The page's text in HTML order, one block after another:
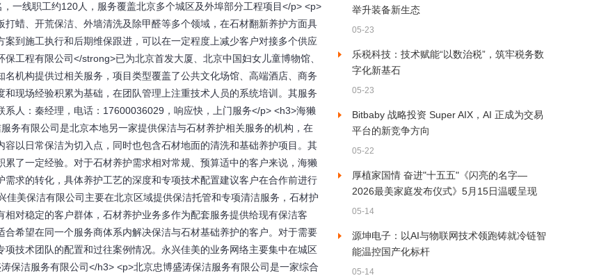
一线职工约120人，服务覆盖北京多个城区及外埠部分工程项目</p> <p>
蜡、开荒保洁、外墙清洗及除甲醛等多个领域，在石材翻新养护方面具
到施工执行和后期维保跟进，可以在一定程度上减少客户对接多个供应
工程有限公司</strong>已为北京首发大厦、北京中国妇女儿童博物馆、
机构提供过相关服务，项目类型覆盖了公共文化场馆、高端酒店、商务
现场经验积累为基础，在团队管理上注重技术人员的系统培训。其服务
人：秦经理，电话：17600036029，响应快，上门服务</p> <h3>海獭
务有限公司是北京本地另一家提供保洁与石材养护相关服务的机构，在
以日常保洁为切入点，同时也包含石材地面的清洗和基础养护项目。其
了一定经验。对于石材养护需求相对常规、预算适中的客户来说，海獭
求的转化，具体养护工艺的深度和专项技术配置建议客户在合作前进行
美保洁有限公司主要在北京区域提供保洁托管和专项清洁服务，石材护
对稳定的客户群体，石材养护业务多作为配套服务提供给现有保洁客
希望在同一个服务商体系内解决保洁与石材基础养护的客户。对于需要
技术团队的配置和过往案例情况。永兴佳美的业务网络主要集中在城区
保洁服务有限公司</h3> <p>北京忠博盛涛保洁服务有限公司是一家综合
举升装备新生态
05-23
乐税科技：技术赋能“以数治税”，筑牢税务数
字化新基石
05-23
Bitbaby 战略投资 Super AIX，AI 正成为交易
平台的新竞争方向
05-22
厚植家国情 奋进"十五五"《闪亮的名字—
2026最美家庭发布仪式》5月15日温暖呈现
05-14
源坤电子：以AI与物联网技术领跑铸就冷链智
能温控国产化标杆
05-14